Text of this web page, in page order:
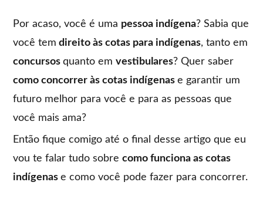
Por acaso, você é uma pessoa indígena? Sabia que
você tem direito às cotas para indígenas, tanto em
concursosquanto emvestibulares? Quer saber
como concorrer às cotas indígenase garantir um
futuro melhor para você e para as pessoas que
você mais ama?
Então fique comigo até o final desse artigo que eu
vou te falar tudo sobrecomo funciona as cotas
indígenase como você pode fazer para concorrer.